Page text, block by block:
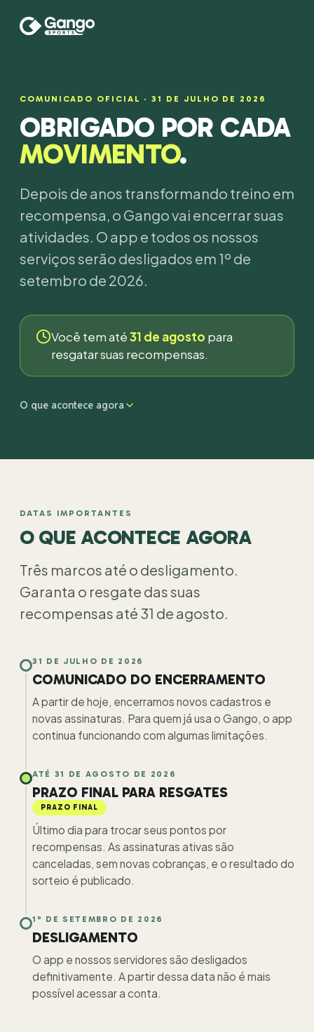
COMUNICADO OFICIAL · 31 DE JULHO DE 2026
OBRIGADO POR CADA
MOVIMENTO.
Depois de anos transformando treino em
recompensa, o Gango vai encerrar suas
atividades. O app e todos os nossos
serviços serão desligados em 1º de
setembro de 2026.
Você tem até31 de agosto para
resgatar suas recompensas.
O que acontece agora
DATAS IMPORTANTES
O QUE ACONTECE AGORA
Três marcos até o desligamento.
Garanta o resgate das suas
recompensas até 31 de agosto.
31 DE JULHO DE 2026
COMUNICADO DO ENCERRAMENTO
A partir de hoje, encerramos novos cadastros e
novas assinaturas. Para quem já usa o Gango, o app
continua funcionando com algumas limitações.
ATÉ 31 DE AGOSTO DE 2026
PRAZO FINAL PARA RESGATES
PRAZO FINAL
Último dia para trocar seus pontos por
recompensas. As assinaturas ativas são
canceladas, sem novas cobranças, e o resultado do
sorteio é publicado.
1º DE SETEMBRO DE 2026
DESLIGAMENTO
O app e nossos servidores são desligados
definitivamente. A partir dessa data não é mais
possível acessar a conta.